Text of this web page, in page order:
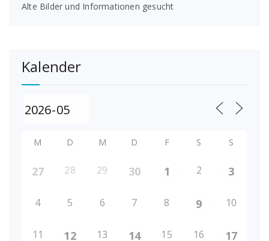
Alte Bilder und Informationen gesucht
Kalender
M D M D F S S
27 28 29 30 1 2 3
4 5 6 7 8 9 10
11 12 13 14 15 16 17